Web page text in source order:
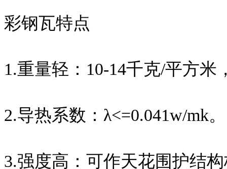
彩钢瓦特点
1.重量轻：10-14千克/平方米
2.导热系数：λ<=0.041w/mk。
3.强度高：可作天花围护结